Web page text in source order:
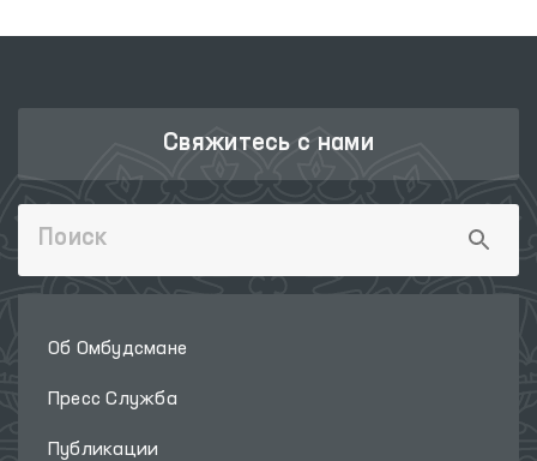
Свяжитесь с нами
Об Омбудсмане
Пресс Служба
Публикации